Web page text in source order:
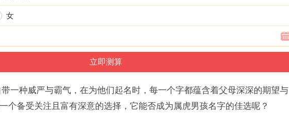
女
一种威严与霸气，在为他们起名时，每一个字都蕴含着父母深深的期望与
个备受关注且富有深意的选择，它能否成为属虎男孩名字的佳选呢？